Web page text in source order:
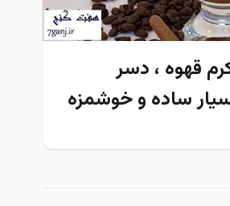
قهوه ، دسر
ساده و خوشمزه